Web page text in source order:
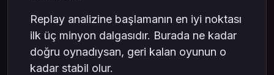
Replay analizine başlamanın en iyi noktası
ilk üç minyon dalgasıdır. Burada ne kadar
doğru oynadıysan, geri kalan oyunun o
kadar stabil olur.